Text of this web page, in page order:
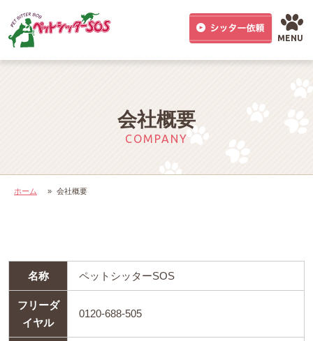
MENU
会社概要
COMPANY
ホーム » 会社概要
名称 ペットシッターSOS
フリーダ
イヤル
0120-688-505